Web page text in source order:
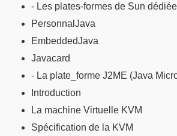
- Les plates-formes de Sun
PersonnalJava
EmbeddedJava
Javacard
- La plate_forme J2ME (Java
Introduction
La machine Virtuelle KVM
Spécification de la KVM